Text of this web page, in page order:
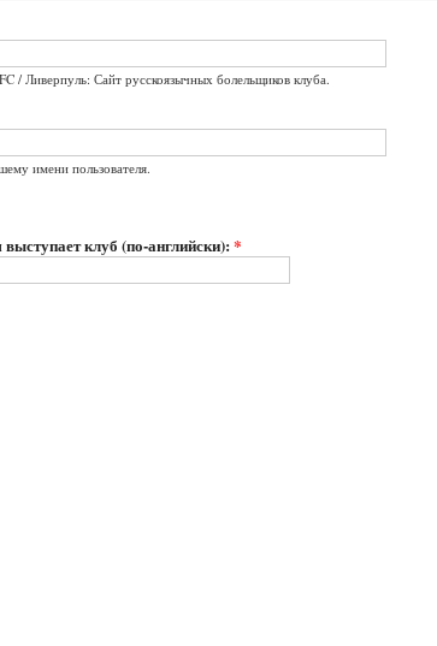
/ Ливерпуль: Сайт русскоязычных болельщиков клуба.
имени пользователя.
клуб (по-английски):*